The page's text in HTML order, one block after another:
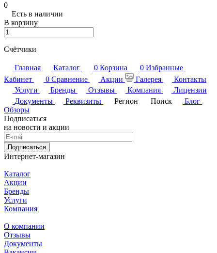
0
Есть в наличии
В корзину
Счётчики
Главная Каталог 0 Корзина 0 Избранные
Кабинет
0 Сравнение Акции Галерея
Контакты
Услуги
Бренды Отзывы Компания
Лицензии
Документы
Реквизиты Регион Поиск
Блог
Обзоры
Подписаться
на новости и акции
Подписаться
Интернет-магазин
Каталог
Акции
Бренды
Услуги
Компания
О компании
Отзывы
Документы